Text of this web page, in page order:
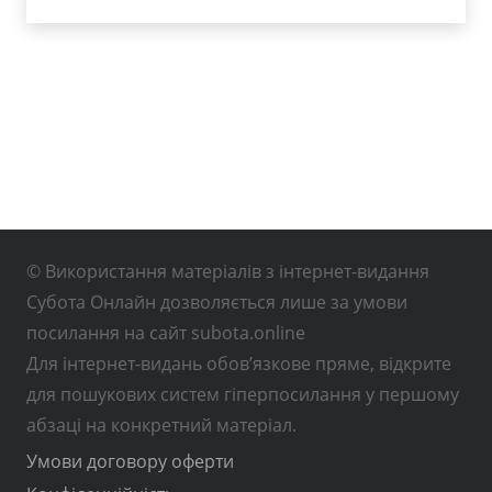
© Використання матеріалів з інтернет-видання
Субота Онлайн дозволяється лише за умови
посилання на сайт subota.online
Для інтернет-видань обов’язкове пряме, відкрите
для пошукових систем гіперпосилання у першому
абзаці на конкретний матеріал.
Умови договору оферти